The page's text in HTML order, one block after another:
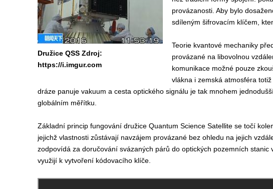
Družice QSS Zdroj:
https://i.imgur.com
provázanosti. Aby bylo
sdíleným šifrovacím klíčem,
Teorie kvantové mechaniky
provázané na libovolnou
komunikace možné pouze
vlákna i zemská atmosféra
dráze panuje vakuum a cesta optického signálu je tak mnohem
globálním měřítku.
Základní princip fungování družice Quantum Science Satellite se točí
jejichž vlastnosti zůstávají navzájem provázané bez ohledu na jejich
zodpovídá za doručování svázaných párů do optických pozemních
využijí k vytvoření kódovacího klíče.